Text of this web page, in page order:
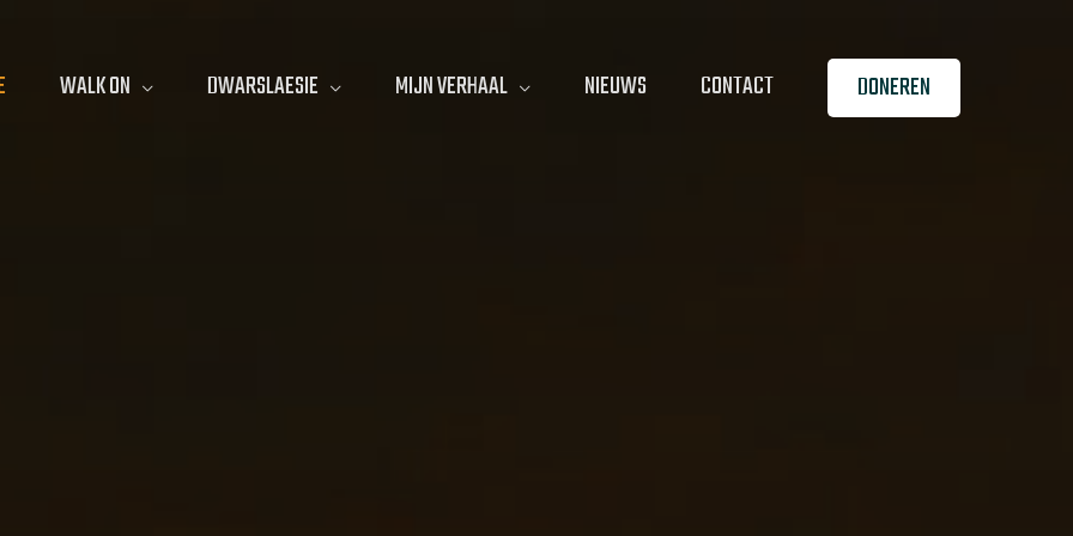
WALK ON DWARSLAESIE MIJN VERHAAL NIEUWS CONTACT DONEREN